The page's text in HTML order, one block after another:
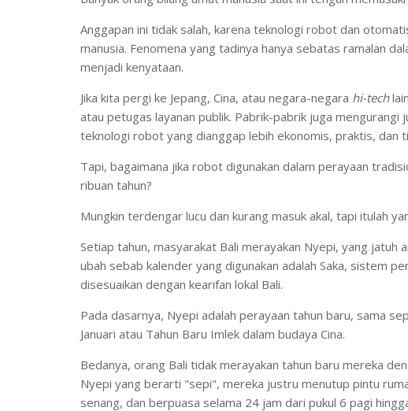
Anggapan ini tidak salah, karena teknologi robot dan
manusia. Fenomena yang tadinya hanya sebatas ramalan
menjadi kenyataan.
Jika kita pergi ke Jepang, Cina, atau negara-negara hi-tech
atau petugas layanan publik. Pabrik-pabrik juga mengurangi
teknologi robot yang dianggap lebih ekonomis, praktis, dan
Tapi, bagaimana jika robot digunakan dalam perayaan
ribuan tahun?
Mungkin terdengar lucu dan kurang masuk akal, tapi itulah
Setiap tahun, masyarakat Bali merayakan Nyepi, yang
ubah sebab kalender yang digunakan adalah Saka, sistem
disesuaikan dengan kearifan lokal Bali.
Pada dasarnya, Nyepi adalah perayaan tahun baru, sama
Januari atau Tahun Baru Imlek dalam budaya Cina.
Bedanya, orang Bali tidak merayakan tahun baru mereka
Nyepi yang berarti "sepi", mereka justru menutup pintu
senang, dan berpuasa selama 24 jam dari pukul 6 pagi